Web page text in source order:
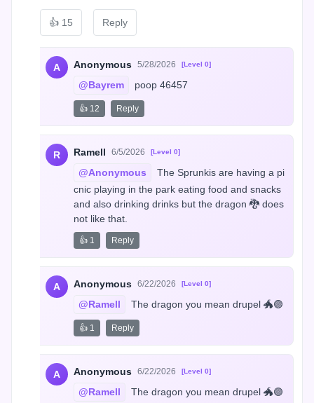
👍 15 Reply
A Anonymous 5/28/2026 [Level 0]
@Bayrem poop 46457
👍 12 Reply
R Ramell 6/5/2026 [Level 0]
@Anonymous
The Sprunkis are having a pi
cnic playing in the park eating food and snacks
and also drinking drinks but the dragon 🐉 does
not like that.
👍 1 Reply
A Anonymous 6/22/2026 [Level 0]
@Ramell The dragon you mean drupel 🐲🟣
👍 1 Reply
A Anonymous 6/22/2026 [Level 0]
@Ramell The dragon you mean drupel 🐲🟣